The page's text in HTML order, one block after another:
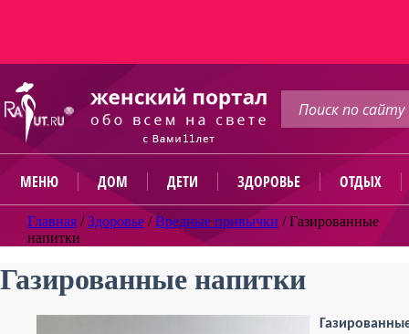
МЕНЮ ДОМ ДЕТИ ЗДОРОВЬЕ ОТДЫХ
Главная /Здоровье /Вредные привычки /Газированные
напитки
Газированные напитки